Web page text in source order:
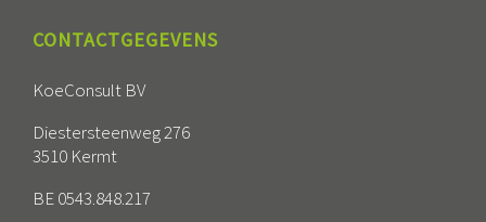
CONTACTGEGEVENS
KoeConsult BV
Diestersteenweg 276
3510 Kermt
BE 0543.848.217